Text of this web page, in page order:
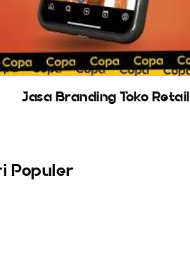
Jasa Branding Toko Retail
Populer